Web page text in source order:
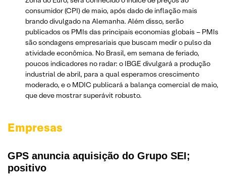
consumidor (CPI) de maio, após dado de inflação mais
brando divulgado na Alemanha. Além disso, serão
publicados os PMIs das principais economias globais – PMIs
são sondagens empresariais que buscam medir o pulso da
atividade econômica. No Brasil, em semana de feriado,
poucos indicadores no radar: o IBGE divulgará a produção
industrial de abril, para a qual esperamos crescimento
moderado, e o MDIC publicará a balança comercial de maio,
que deve mostrar superávit robusto.
Empresas
GPS anuncia aquisição do Grupo SEI;
positivo